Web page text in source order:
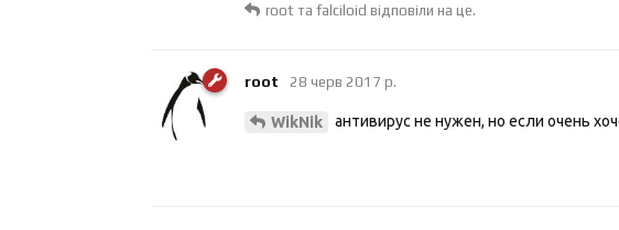
root та falciloid відповіли на це.
root 28 черв 2017 р.
WikNik антивирус не нужен, но если очень